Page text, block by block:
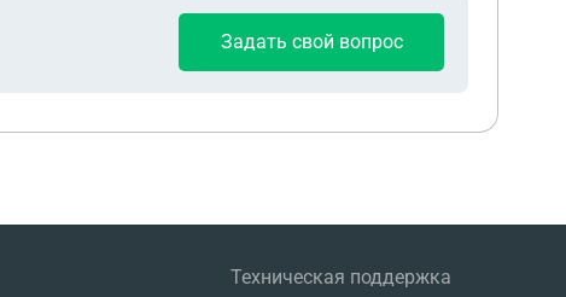
Задать свой вопрос
Техническая поддержка